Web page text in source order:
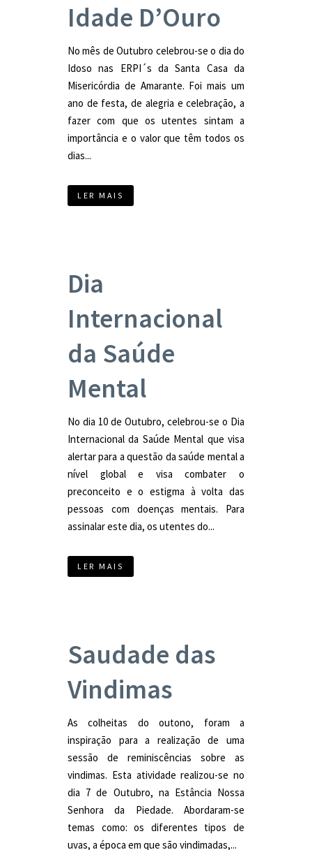
Idade D’Ouro
No mês de Outubro celebrou-se o dia do
Idoso nas ERPI´s da Santa Casa da
Misericórdia de Amarante. Foi mais um
ano de festa, de alegria e celebração, a
fazer com que os utentes sintam a
importância e o valor que têm todos os
dias...
LER MAIS
Dia
Internacional
da Saúde
Mental
No dia 10 de Outubro, celebrou-se o Dia
Internacional da Saúde Mental que visa
alertar para a questão da saúde mental a
nível global e visa combater o
preconceito e o estigma à volta das
pessoas com doenças mentais. Para
assinalar este dia, os utentes do...
LER MAIS
Saudade das
Vindimas
As colheitas do outono, foram a
inspiração para a realização de uma
sessão de reminiscências sobre as
vindimas. Esta atividade realizou-se no
dia 7 de Outubro, na Estância Nossa
Senhora da Piedade. Abordaram-se
temas como: os diferentes tipos de
uvas, a época em que são vindimadas,...